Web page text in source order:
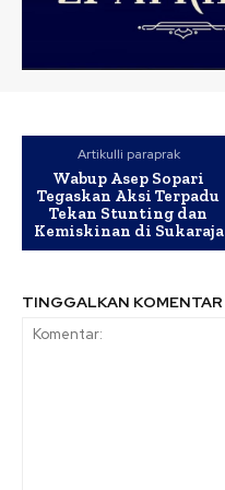
Artikulli paraprak
Wabup Asep Sopari
Tegaskan Aksi Terpadu
Tekan Stunting dan
Kemiskinan di Sukaraja
TINGGALKAN KOMENTAR